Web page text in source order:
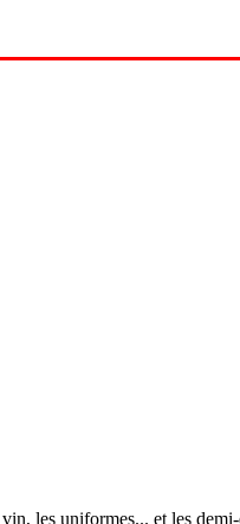
les uniformes... et les